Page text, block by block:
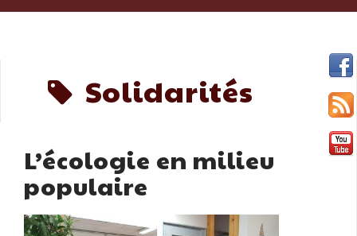
Solidarités
L’écologie en milieu
populaire